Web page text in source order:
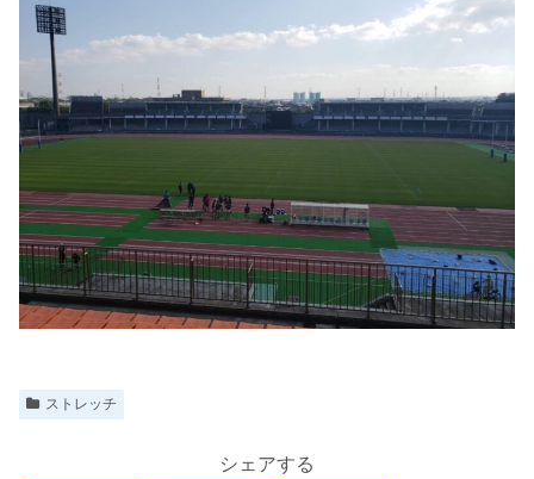
ストレッチ
シェアする